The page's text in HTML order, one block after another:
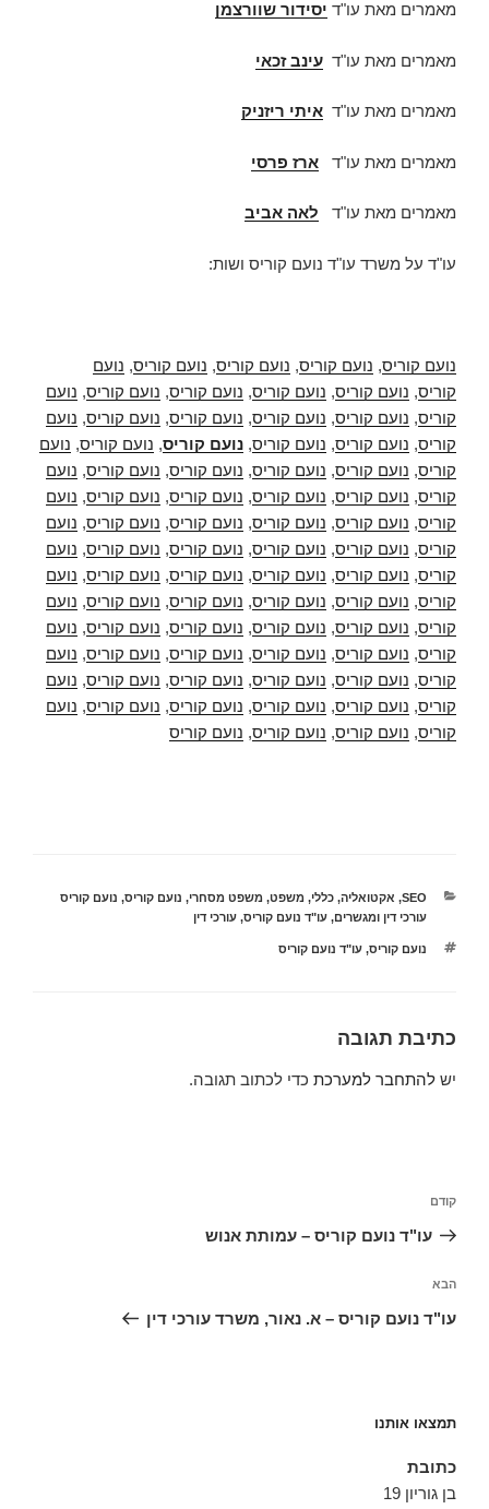
מאמרים מאת עו"ד יסידור שוורצמן
מאמרים מאת עו"ד עינב זכאי
מאמרים מאת עו"ד איתי ריזניק
מאמרים מאת עו"ד ארז פרסי
מאמרים מאת עו"ד לאה אביב
עו"ד על משרד עו"ד נועם קוריס ושות:
נועם קוריס, נועם קוריס, נועם קוריס, נועם קוריס, נועם
קוריס, נועם קוריס, נועם קוריס, נועם קוריס, נועם קוריס, נועם
קוריס, נועם קוריס, נועם קוריס, נועם קוריס, נועם קוריס, נועם
קוריס, נועם קוריס, נועם קוריס, נועם קוריס, נועם קוריס, נועם
קוריס, נועם קוריס, נועם קוריס, נועם קוריס, נועם קוריס, נועם
קוריס, נועם קוריס, נועם קוריס, נועם קוריס, נועם קוריס, נועם
קוריס, נועם קוריס, נועם קוריס, נועם קוריס, נועם קוריס, נועם
קוריס, נועם קוריס, נועם קוריס, נועם קוריס, נועם קוריס, נועם
קוריס, נועם קוריס, נועם קוריס, נועם קוריס, נועם קוריס, נועם
קוריס, נועם קוריס, נועם קוריס, נועם קוריס, נועם קוריס, נועם
קוריס, נועם קוריס, נועם קוריס, נועם קוריס, נועם קוריס, נועם
קוריס, נועם קוריס, נועם קוריס, נועם קוריס, נועם קוריס, נועם
קוריס, נועם קוריס, נועם קוריס, נועם קוריס, נועם קוריס, נועם
קוריס, נועם קוריס, נועם קוריס, נועם קוריס, נועם קוריס, נועם
קוריס, נועם קוריס, נועם קוריס, נועם קוריס
קטגוריות
SEO
, אקטואליה,כללי, משפט, משפט מסחרי, נועם קוריס, נועם קוריס
עורכי דין ומגשרים,עו"ד נועם קוריס,עורכי דין
תגיות
נועם קוריס,עו"ד נועם קוריס
כתיבת תגובה
יש להתחבר למערכת כדי לכתוב תגובה.
הפוסט
הקודם
קודם
עו"ד נועם קוריס – עמותת אנוש
הפוסט
הבא
הבא
עו"ד נועם קוריס – א. נאור, משרד עורכי דין
תמצאו אותנו
כתובת
בן גוריון 19